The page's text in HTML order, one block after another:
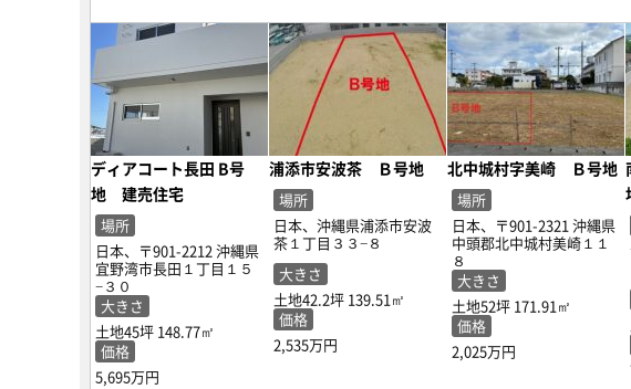
ディアコート長田 B号
地 建売住宅
場所
日本、〒901-2212 沖縄県
宜野湾市長田１丁目１５
−３０
大きさ
土地45坪 148.77㎡
価格
5,695万円
浦添市安波茶 Ｂ号地
場所
日本、沖縄県浦添市安波
茶１丁目３３−８
大きさ
土地42.2坪 139.51㎡
価格
2,535万円
北中城村字美崎 Ｂ号地
場所
日本、〒901-2321 沖縄県
中頭郡北中城村美崎１１
８
大きさ
土地52坪 171.91㎡
価格
2,025万円